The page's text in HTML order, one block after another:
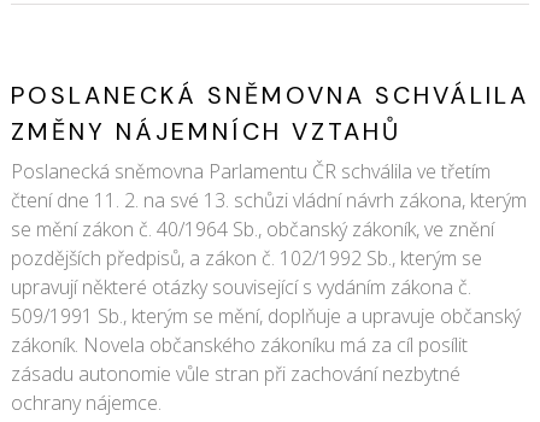
POSLANECKÁ SNĚMOVNA SCHVÁLILA
ZMĚNY NÁJEMNÍCH VZTAHŮ
Poslanecká sněmovna Parlamentu ČR schválila ve třetím
čtení dne 11. 2. na své 13. schůzi vládní návrh zákona, kterým
se mění zákon č. 40/1964 Sb., občanský zákoník, ve znění
pozdějších předpisů, a zákon č. 102/1992 Sb., kterým se
upravují některé otázky související s vydáním zákona č.
509/1991 Sb., kterým se mění, doplňuje a upravuje občanský
zákoník. Novela občanského zákoníku má za cíl posílit
zásadu autonomie vůle stran při zachování nezbytné
ochrany nájemce.